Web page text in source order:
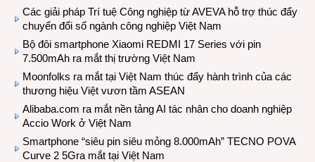
Các giải pháp Trí tuệ Công nghiệp từ AVEVA hỗ trợ thúc đẩy
chuyển đổi số ngành công nghiệp Việt Nam
Bộ đôi smartphone Xiaomi REDMI 17 Series với pin
7.500mAh ra mắt thị trường Việt Nam
Moonfolks ra mắt tại Việt Nam thúc đẩy hành trình của các
thương hiệu Việt vươn tầm ASEAN
Alibaba.com ra mắt nền tảng AI tác nhân cho doanh nghiệp
Accio Work ở Việt Nam
Smartphone “siêu pin siêu mỏng 8.000mAh” TECNO POVA
Curve 2 5Gra mắt tại Việt Nam